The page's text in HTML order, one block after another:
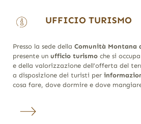
UFFICIO TURISMO
Presso la sede della Comunità Montana
presente un ufficio turismoche si
e della valorizzazione dell’offerta del
a disposizione dei turisti per
cosa fare, dove dormire e dove